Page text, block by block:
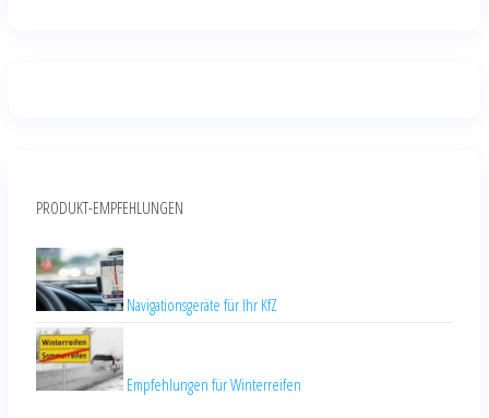
PRODUKT-EMPFEHLUNGEN
Navigationsgeräte für Ihr KfZ
Empfehlungen für Winterreifen